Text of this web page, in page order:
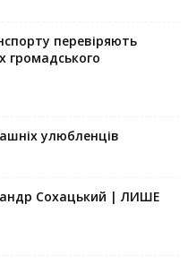
перевіряють
громадського
улюбленців
Сохацький | ЛИШЕ